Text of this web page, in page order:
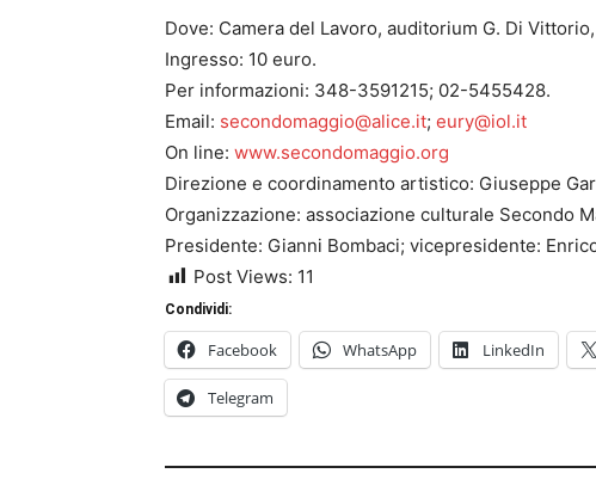
Dove: Camera del Lavoro, auditorium G. Di
Ingresso: 10 euro.
Per informazioni: 348-3591215; 02-5455428.
Email: secondomaggio@alice.it; eury@iol.it
On line: www.secondomaggio.org
Direzione e coordinamento artistico: Giuseppe
Organizzazione: associazione culturale Secondo
Presidente: Gianni Bombaci; vicepresidente:
Post Views: 11
Condividi:
Facebook WhatsApp LinkedIn
Telegram